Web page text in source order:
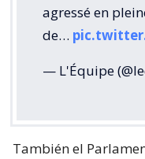
agressé en
de…
— L'Équipe
También el